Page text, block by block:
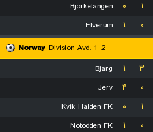
Bjorkelangen
۰ ۱
Elverum
۱ ۰
Norway
2. Division Avd. 1
Bjarg
۱ ۳
Jerv
۴ ۰
Kvik Halden FK
۰ ۱
Notodden FK
۱ ۰